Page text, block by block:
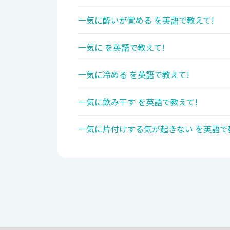
一気に酔いが覚める を英語で教えて!
一気に を英語で教えて!
一気に冷める を英語で教えて!
一気に飲み干す を英語で教えて!
一気に片付けする気が起きない を英語